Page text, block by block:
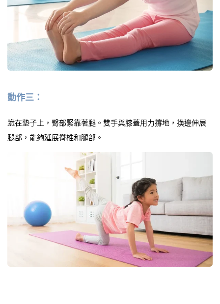
動作三：
跪在墊子上，臀部緊靠著腿。 雙手與膝蓋用力撐地，換邊伸展
腿部 ，能夠延展脊椎和腿部。